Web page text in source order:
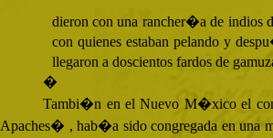
dieron con una rancher�a de indios
con quienes estaban pelando y
llegaron a doscientos fardos de
�
Tambi�n en el Nuevo M�xico el
Apaches� , hab�a sido congregada en una